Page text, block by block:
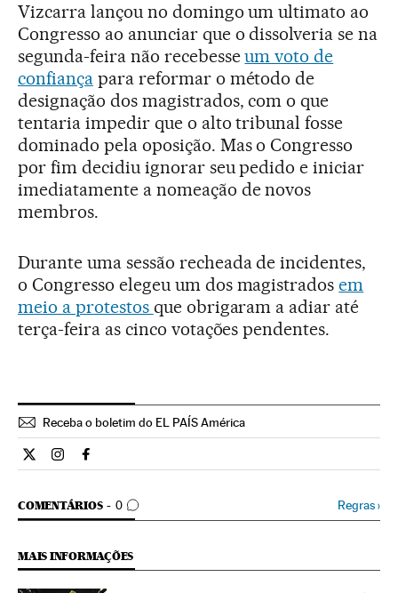
Vizcarra lançou no domingo um ultimato ao
Congresso ao anunciar que o dissolveria se na
segunda-feira não recebesseum voto de
confiançapara reformar o método de
designação dos magistrados, com o que
tentaria impedir que o alto tribunal fosse
dominado pela oposição. Mas o Congresso
por fim decidiu ignorar seu pedido e iniciar
imediatamente a nomeação de novos
membros.
Durante uma sessão recheada de incidentes,
o Congresso elegeu um dos magistradosem
meio a protestos que obrigaram a adiar até
terça-feira as cinco votações pendentes.
Receba o boletim do EL PAÍS América
Internacional El País Brasil en Twitter
Internacional El País Brasil en Instagram
Internacional El País Brasil en Facebook
COMENTÁRIOS 0
COMENTÁRIOS Regras›
MAIS INFORMAÇÕES